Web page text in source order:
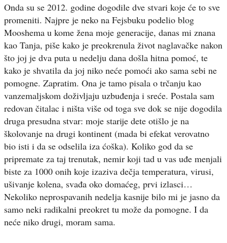
Onda su se 2012. godine dogodile dve stvari koje će to sve
promeniti. Najpre je neko na Fejsbuku podelio blog
Mooshema u kome žena moje generacije, danas mi znana
kao Tanja, piše kako je preokrenula život naglavačke nakon
što joj je dva puta u nedelju dana došla hitna pomoć, te
kako je shvatila da joj niko neće pomoći ako sama sebi ne
pomogne. Zapratim. Ona je tamo pisala o trčanju kao
vanzemaljskom doživljaju uzbuđenja i sreće. Postala sam
redovan čitalac i ništa više od toga sve dok se nije dogodila
druga presudna stvar: moje starije dete otišlo je na
školovanje na drugi kontinent (mada bi efekat verovatno
bio isti i da se odselila iza ćoška). Koliko god da se
pripremate za taj trenutak, nemir koji tad u vas uđe menjali
biste za 1000 onih koje izaziva dečja temperatura, virusi,
ušivanje kolena, svađa oko domaćeg, prvi izlasci…
Nekoliko neprospavanih nedelja kasnije bilo mi je jasno da
samo neki radikalni preokret tu može da pomogne. I da
neće niko drugi, moram sama.